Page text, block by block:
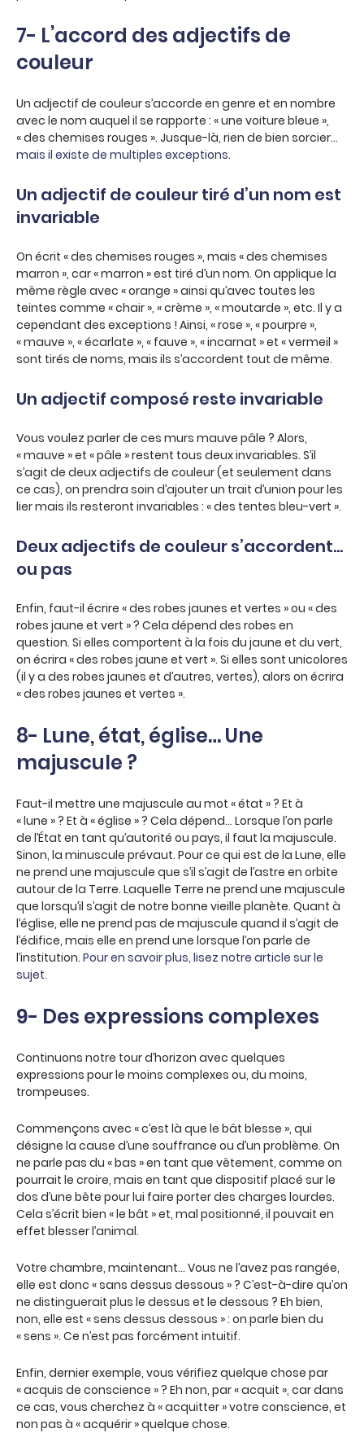
7- L’accord des adjectifs de
couleur
Un adjectif de couleur s’accorde en genre et en nombre
avec le nom auquel il se rapporte : « une voiture bleue »,
« des chemises rouges ». Jusque-là, rien de bien sorcier…
mais il existe de multiples exceptions.
Un adjectif de couleur tiré d’un nom est
invariable
On écrit « des chemises rouges », mais « des chemises
marron », car « marron » est tiré d’un nom. On applique la
même règle avec « orange » ainsi qu’avec toutes les
teintes comme « chair », « crème », « moutarde », etc. Il y a
cependant des exceptions ! Ainsi, « rose », « pourpre »,
« mauve », « écarlate », « fauve », « incarnat » et « vermeil »
sont tirés de noms, mais ils s’accordent tout de même.
Un adjectif composé reste invariable
Vous voulez parler de ces murs mauve pâle ? Alors,
« mauve » et « pâle » restent tous deux invariables. S’il
s’agit de deux adjectifs de couleur (et seulement dans
ce cas), on prendra soin d’ajouter un trait d’union pour les
lier mais ils resteront invariables : « des tentes bleu-vert ».
Deux adjectifs de couleur s’accordent…
ou pas
Enfin, faut-il écrire « des robes jaunes et vertes » ou « des
robes jaune et vert » ? Cela dépend des robes en
question. Si elles comportent à la fois du jaune et du vert,
on écrira « des robes jaune et vert ». Si elles sont unicolores
(il y a des robes jaunes et d’autres, vertes), alors on écrira
« des robes jaunes et vertes ».
8- Lune, état, église… Une
majuscule ?
Faut-il mettre une majuscule au mot « état » ? Et à
« lune » ? Et à « église » ? Cela dépend… Lorsque l’on parle
de l’État en tant qu’autorité ou pays, il faut la majuscule.
Sinon, la minuscule prévaut. Pour ce qui est de la Lune, elle
ne prend une majuscule que s’il s’agit de l’astre en orbite
autour de la Terre. Laquelle Terre ne prend une majuscule
que lorsqu’il s’agit de notre bonne vieille planète. Quant à
l’église, elle ne prend pas de majuscule quand il s’agit de
l’édifice, mais elle en prend une lorsque l’on parle de
l’institution. Pour en savoir plus, lisez notre article sur le
sujet.
9- Des expressions complexes
Continuons notre tour d’horizon avec quelques
expressions pour le moins complexes ou, du moins,
trompeuses.
Commençons avec « c’est là que le bât blesse », qui
désigne la cause d’une souffrance ou d’un problème. On
ne parle pas du « bas » en tant que vêtement, comme on
pourrait le croire, mais en tant que dispositif placé sur le
dos d’une bête pour lui faire porter des charges lourdes.
Cela s’écrit bien « le bât » et, mal positionné, il pouvait en
effet blesser l’animal.
Votre chambre, maintenant… Vous ne l’avez pas rangée,
elle est donc « sans dessus dessous » ? C’est-à-dire qu’on
ne distinguerait plus le dessus et le dessous ? Eh bien,
non, elle est « sens dessus dessous » : on parle bien du
« sens ». Ce n’est pas forcément intuitif.
Enfin, dernier exemple, vous vérifiez quelque chose par
« acquis de conscience » ? Eh non, par « acquit », car dans
ce cas, vous cherchez à « acquitter » votre conscience, et
non pas à « acquérir » quelque chose.